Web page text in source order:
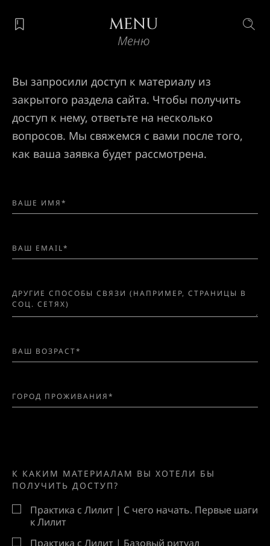
MENU
Меню
Вы запросили доступ к материалу из
закрытого раздела сайта. Чтобы получить
доступ к нему, ответьте на несколько
вопросов. Мы свяжемся с вами после того,
как ваша заявка будет рассмотрена.
К КАКИМ МАТЕРИАЛАМ ВЫ ХОТЕЛИ БЫ
ПОЛУЧИТЬ ДОСТУП?
Практика с Лилит | С чего начать. Первые шаги
к Лилит
Практика с Лилит | Базовый ритуал